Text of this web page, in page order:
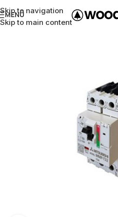
Skip to navigation
Skip to main content
MENÜ